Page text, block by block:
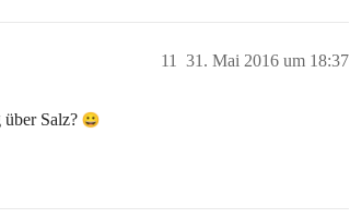
31. Mai 2016 um 18:37
11
Salz?